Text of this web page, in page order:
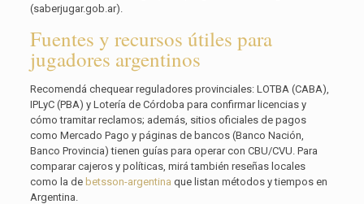
(saberjugar.gob.ar).
Fuentes y recursos útiles para
jugadores argentinos
Recomendá chequear reguladores provinciales: LOTBA (CABA),
IPLyC (PBA) y Lotería de Córdoba para confirmar licencias y
cómo tramitar reclamos; además, sitios oficiales de pagos
como Mercado Pago y páginas de bancos (Banco Nación,
Banco Provincia) tienen guías para operar con CBU/CVU. Para
comparar cajeros y políticas, mirá también reseñas locales
como la de betsson-argentina que listan métodos y tiempos en
Argentina.